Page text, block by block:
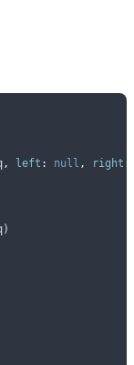
, left : null , right :
)